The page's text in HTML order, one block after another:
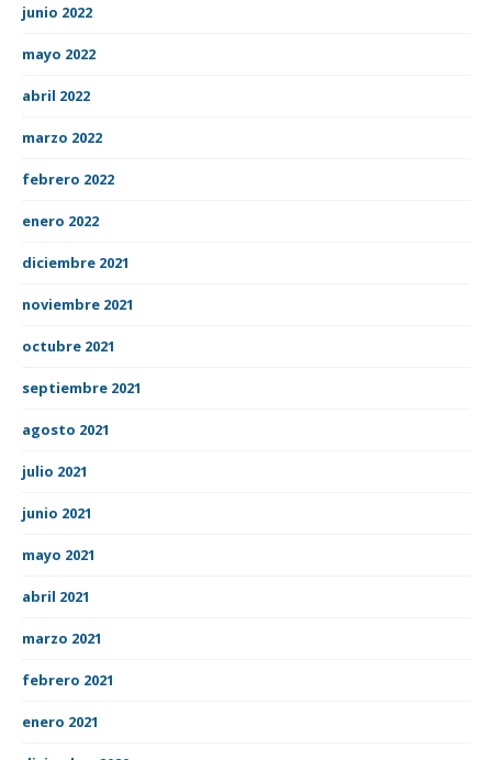
junio 2022
mayo 2022
abril 2022
marzo 2022
febrero 2022
enero 2022
diciembre 2021
noviembre 2021
octubre 2021
septiembre 2021
agosto 2021
julio 2021
junio 2021
mayo 2021
abril 2021
marzo 2021
febrero 2021
enero 2021